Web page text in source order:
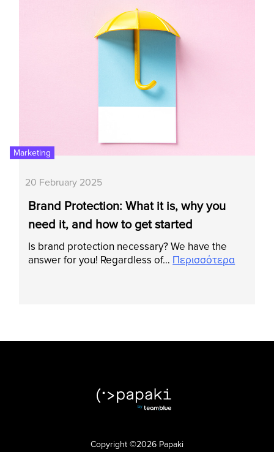
Marketing
20 February 2025
Brand Protection: What it is, why you
need it, and how to get started
Is brand protection necessary? We have the
answer for you! Regardless of… Περισσότερα
Copyright ©2026 Papaki